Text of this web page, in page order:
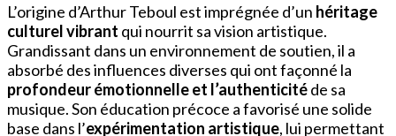
L’origine d’Arthur Teboul est imprégnée d’un héritage
culturel vibrant qui nourrit sa vision artistique.
Grandissant dans un environnement de soutien, il a
absorbé des influences diverses qui ont façonné la
profondeur émotionnelle et l’authenticitéde sa
musique. Son éducation précoce a favorisé une solide
base dans l’expérimentation artistique, lui permettant